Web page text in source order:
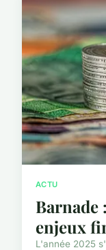
ACTU
Barnade
enjeux
L'année 2025